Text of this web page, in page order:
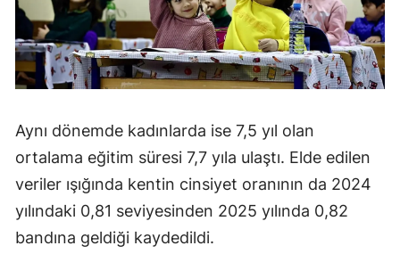
Kars
Kastamonu
Kayseri
Kırklareli
Kırşehir
Kocaeli
Aynı dönemde kadınlarda ise 7,5 yıl olan
ortalama eğitim süresi 7,7 yıla ulaştı. Elde edilen
veriler ışığında kentin cinsiyet oranının da 2024
yılındaki 0,81 seviyesinden 2025 yılında 0,82
bandına geldiği kaydedildi.